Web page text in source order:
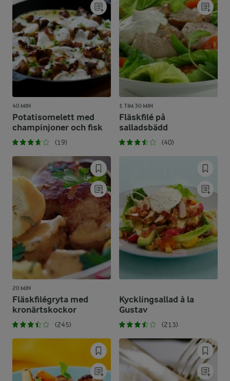
40 MIN
Potatisomelett med
champinjoner och fisk
(19)
1 TIM 30 MIN
Fläskfilé på
salladsbädd
(40)
20 MIN
Fläskfilégryta med
kronärtskockor
(245)
Kycklingsallad à la
Gustav
(213)